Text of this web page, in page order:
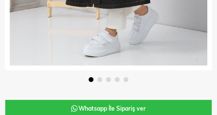
Whatsapp İle Sipariş ver